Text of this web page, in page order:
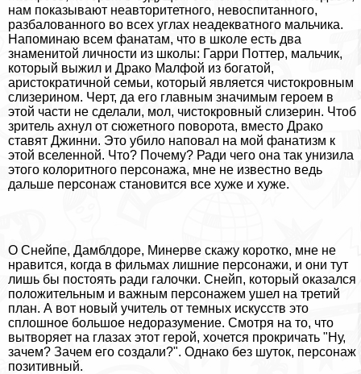
нам показывают неавторитетного, невоспитанного,
разбалованного во всех углах неадекватного мальчика.
Напоминаю всем фанатам, что в школе есть два
знаменитой личности из школы: Гарри Поттер, мальчик,
который выжил и Дpaко Малфой из богатой,
аристократичной семьи, который является чистокровным
слизерином. Черт, да его главным значимым героем в
этой части не сделали, мол, чистокровный слизерин. Чтоб
зритель ахнул от сюжетного поворота, вместо Дpaко
ставят Джинни. Это убило наповал на мой фанатизм к
этой вселенной. Что? Почему? Ради чего она так унизила
этого колоритного персонажа, мне не известно ведь
дальше персонаж становится все хуже и хуже.
О Снейпе, Дамблдоре, Минерве скажу коротко, мне не
нравится, когда в фильмах лишние персонажи, и они тут
лишь бы постоять ради галочки. Снейп, который оказался
положительным и важным персонажем ушел на третий
план. А вот новый учитель от темных искусств это
сплошное большое недоразумение. Смотря на то, что
вытворяет на глазах этот герой, хочется прокричать "Ну,
зачем? Зачем его создали?". Однако без шуток, персонаж
позитивный.